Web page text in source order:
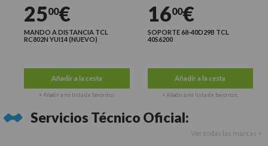
2500€
MANDO A DISTANCIA TCL
RC802N YUI14 (NUEVO)
Añadir a la cesta
+ Añadir a mi lista de favoritos
1600€
SOPORTE 68-40D29B TCL
40S6200
Añadir a la cesta
+ Añadir a mi lista de favoritos
Servicios Técnico Oficial:
Ver todas las marcas >